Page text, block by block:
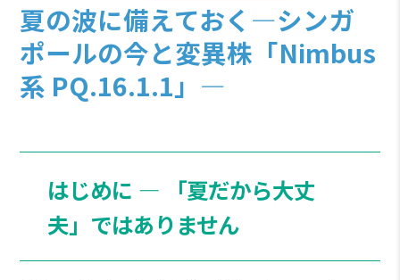
夏の波に備えておく―シンガ
ポールの今と変異株「Nimbus
系 PQ.16.1.1」―
はじめに ― 「夏だから大丈
夫」ではありません